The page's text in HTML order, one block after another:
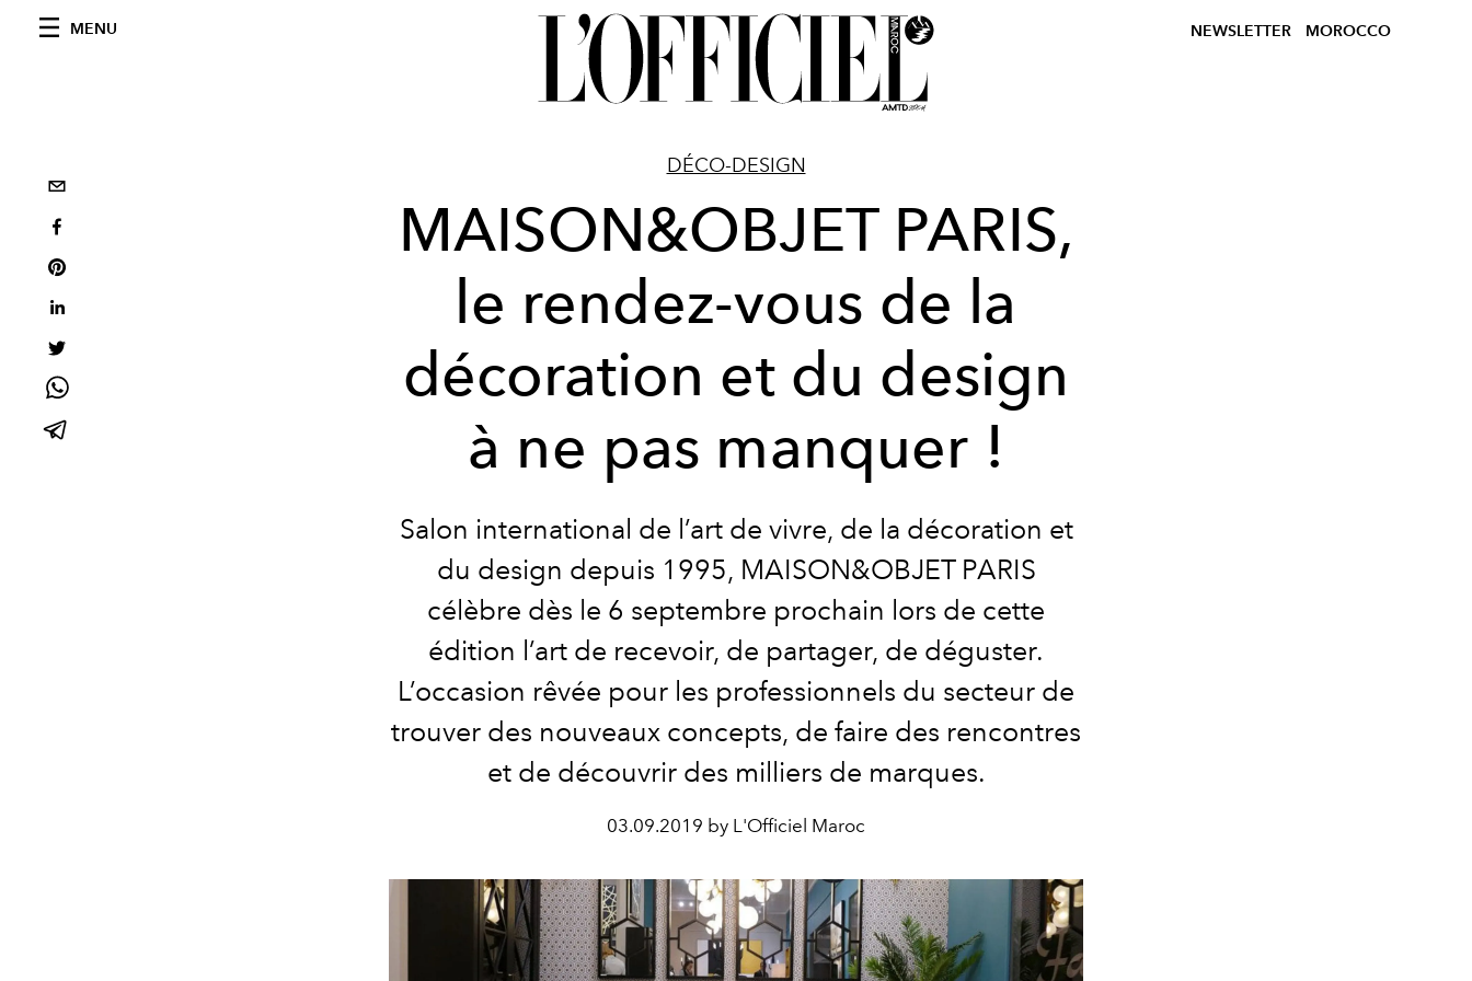
MENU NEWSLETTER MOROCCO
DÉCO-DESIGN
MAISON&OBJET PARIS,
le rendez-vous de la
décoration et du design
à ne pas manquer !
Salon international de l’art de vivre, de la décoration et
du design depuis 1995, MAISON&OBJET PARIS
célèbre dès le 6 septembre prochain lors de cette
édition l’art de recevoir, de partager, de déguster.
L’occasion rêvée pour les professionnels du secteur de
trouver des nouveaux concepts, de faire des rencontres
et de découvrir des milliers de marques.
03.09.2019 by L'Officiel Maroc